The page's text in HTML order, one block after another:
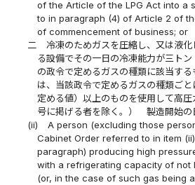
of the Article of the LPG Act into a
to in paragraph (4) of Article 2 of
of commencement of business; or
二
冷凍のためガスを圧縮し、又は液
る設備でその一日の冷凍能力が三ト
の政令で定めるガスの種類に該当す
は、当該政令で定めるガスの種類ご
定める値）以上のものを使用して高
号に掲げる者を除く。） 製造開始の
(ii)
A person (excluding those
Cabinet Order referred to in item
paragraph) producing high
with a refrigerating capacity of not
(or, in the case of such gas being